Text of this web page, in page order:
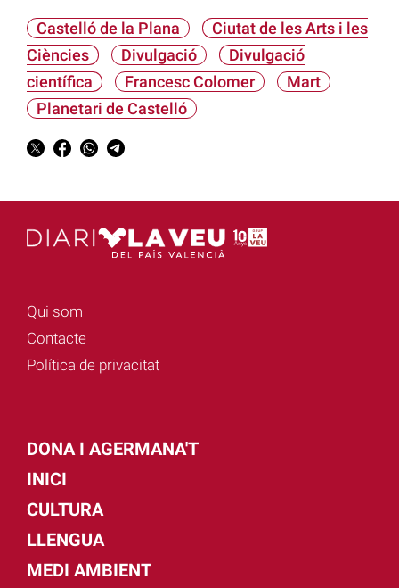
Castelló de la Plana
Ciutat de les Arts i les
Ciències
Divulgació
Divulgació
científica
Francesc Colomer
Mart
Planetari de Castelló
Qui som
Contacte
Política de privacitat
DONA I AGERMANA'T
INICI
CULTURA
LLENGUA
MEDI AMBIENT